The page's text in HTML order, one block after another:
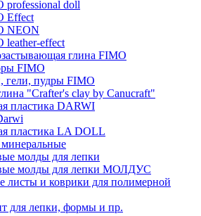
professional doll
Effect
NEON
leather-effect
глина FIMO
FIMO
гели, пудры FIMO
"Crafter's clay by Canucraft"
пластика DARWI
пластика LA DOLL
молды для лепки
молды для лепки МОЛДУС
листы и коврики для полимерной
для лепки, формы и пр.